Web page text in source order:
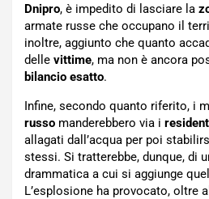
Dnipro, è impedito di lasciare la
armate russe che occupano il
inoltre, aggiunto che quanto
delle vittime, ma non è ancora
bilancio esatto.
Infine, secondo quanto riferito, i
russo manderebbero via i
allagati dall’acqua per poi
stessi. Si tratterebbe, dunque, di
drammatica a cui si aggiunge
L’esplosione ha provocato, oltre